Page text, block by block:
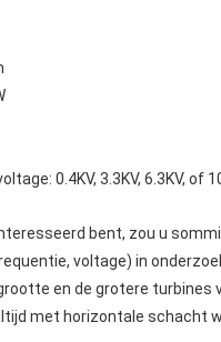
0.4KV, 3.3KV, 6.3KV, of
bent, zou u
voltage) in
en de grotere
met horizontale schacht